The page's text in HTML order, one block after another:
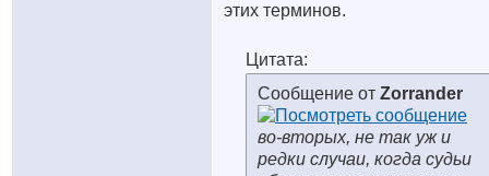
этих терминов.
Цитата:
Сообщение от Zorrander
во-вторых, не так уж и
редки случаи, когда судьи